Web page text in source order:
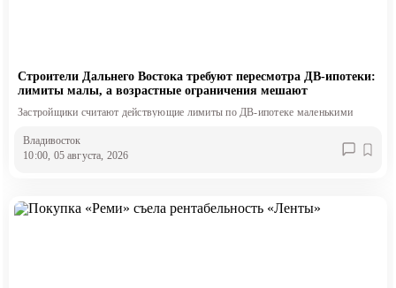
Строители Дальнего Востока требуют пересмотра ДВ-ипотеки:
лимиты малы, а возрастные ограничения мешают
Застройщики считают действующие лимиты по ДВ-ипотеке маленькими
Владивосток
10:00, 05 августа, 2026